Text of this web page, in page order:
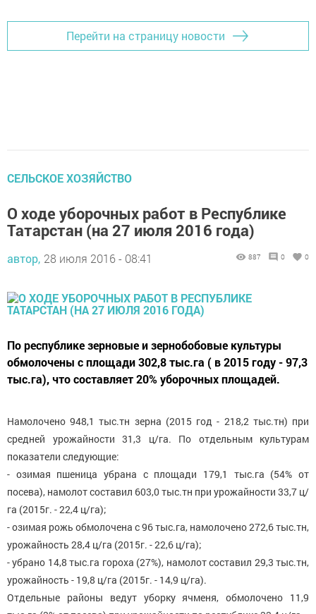
Перейти на страницу новости
СЕЛЬСКОЕ ХОЗЯЙСТВО
О ходе уборочных работ в Республике
Татарстан (на 27 июля 2016 года)
автор, 28 июля 2016 - 08:41 887 0 0
По республике зерновые и зернобобовые культуры
обмолочены с площади 302,8 тыс.га ( в 2015 году - 97,3
тыс.га), что составляет 20% уборочных площадей.
Намолочено 948,1 тыс.тн зерна (2015 год - 218,2 тыс.тн) при
средней урожайности 31,3 ц/га. По отдельным культурам
показатели следующие:
- озимая пшеница убрана с площади 179,1 тыс.га (54% от
посева), намолот составил 603,0 тыс.тн при урожайности 33,7 ц/
га (2015г. - 22,4 ц/га);
- озимая рожь обмолочена с 96 тыс.га, намолочено 272,6 тыс.тн,
урожайность 28,4 ц/га (2015г. - 22,6 ц/га);
- убрано 14,8 тыс.га гороха (27%), намолот составил 29,3 тыс.тн,
урожайность - 19,8 ц/га (2015г. - 14,9 ц/га).
Отдельные районы ведут уборку ячменя, обмолочено 11,9